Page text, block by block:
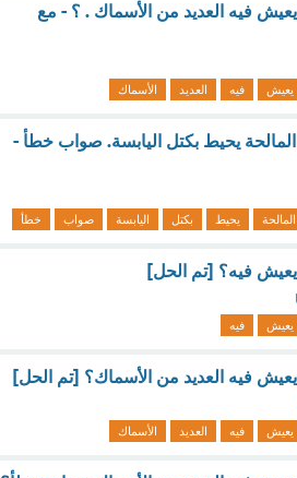
فيه العديد من الأسماك . ؟ - مع
يعيش فيه العديد الأسماك
يحيط بكتل اليابسة. صواب خطأ -
المالحة يحيط بكتل اليابسة صواب خطأ
فيه؟ [تم الحل]
يعيش فيه
فيه العديد من الأسماك؟ [تم الحل]
يعيش فيه العديد الأسماك